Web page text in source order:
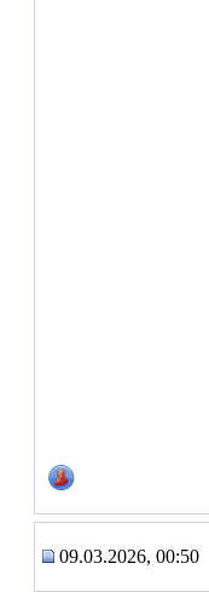
09.03.2026, 00:50